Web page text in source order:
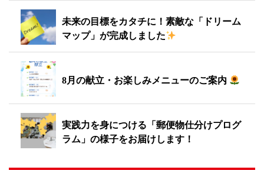
未来の目標をカタチに！素敵な「ドリーム
マップ」が完成しました
8月の献立・お楽しみメニューのご案内
実践力を身につける「郵便物仕分けプログ
ラム」の様子をお届けします！